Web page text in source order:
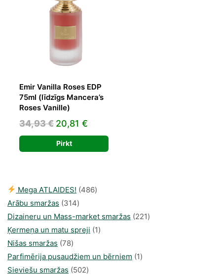
Emir Vanilla Roses EDP
75ml (līdzīgs Mancera’s
Roses Vanille)
34,93€ Original
price
was:
20,81 €
price
is:
Pirkt
Mega ATLAIDES! 486486
Arābu smaržas 314314
produkti
Dizaineru un Mass-market smaržas 221221
Ķermeņa un matu spreji 11
Nišas smaržas 7878
produkts
Parfimērija pusaudžiem un bērniem 11
Sieviešu smaržas 502502